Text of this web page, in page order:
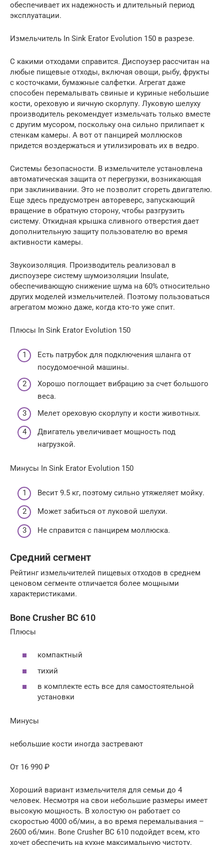
обеспечивает их надежность и длительный период
эксплуатации.
Измельчитель In Sink Erator Evolution 150 в разрезе.
С какими отходами справится. Диспоузер рассчитан на
любые пищевые отходы, включая овощи, рыбу, фрукты
с косточками, бумажные салфетки. Агрегат даже
способен перемалывать свиные и куриные небольшие
кости, ореховую и яичную скорлупу. Луковую шелуху
производитель рекомендует измельчать только вместе
с другим мусором, поскольку она сильно прилипает к
стенкам камеры. А вот от панцирей моллюсков
придется воздержаться и утилизировать их в ведро.
Системы безопасности. В измельчителе установлена
автоматическая защита от перегрузки, возникающая
при заклинивании. Это не позволит сгореть двигателю.
Еще здесь предусмотрен автореверс, запускающий
вращение в обратную сторону, чтобы разгрузить
систему. Откидная крышка сливного отверстия дает
дополнительную защиту пользователю во время
активности камеры.
Звукоизоляция. Производитель реализовал в
диспоузере систему шумоизоляции Insulate,
обеспечивающую снижение шума на 60% относительно
других моделей измельчителей. Поэтому пользоваться
агрегатом можно даже, когда кто-то уже спит.
Плюсы In Sink Erator Evolution 150
Есть патрубок для подключения шланга от
посудомоечной машины.
Хорошо поглощает вибрацию за счет большого
веса.
Мелет ореховую скорлупу и кости животных.
Двигатель увеличивает мощность под
нагрузкой.
Минусы In Sink Erator Evolution 150
Весит 9.5 кг, поэтому сильно утяжеляет мойку.
Может забиться от луковой шелухи.
Не справится с панцирем моллюска.
Средний сегмент
Рейтинг измельчителей пищевых отходов в среднем
ценовом сегменте отличается более мощными
характеристиками.
Bone Crusher BC 610
Плюсы
компактный
тихий
в комплекте есть все для самостоятельной
установки
Минусы
небольшие кости иногда застревают
От 16 990 ₽
Хороший вариант измельчителя для семьи до 4
человек. Несмотря на свои небольшие размеры имеет
высокую мощность. В холостую он работает со
скоростью 4000 об/мин, а во время перемалывания –
2600 об/мин. Bone Crusher BC 610 подойдет всем, кто
хочет обеспечить на кухне максимальную чистоту.